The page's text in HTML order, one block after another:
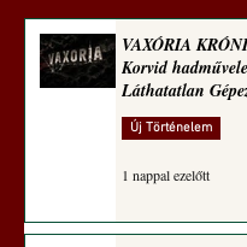
VAXÓRIA
Korvid
Láthatatlan
Új Történelem
1 nappal ezelőtt